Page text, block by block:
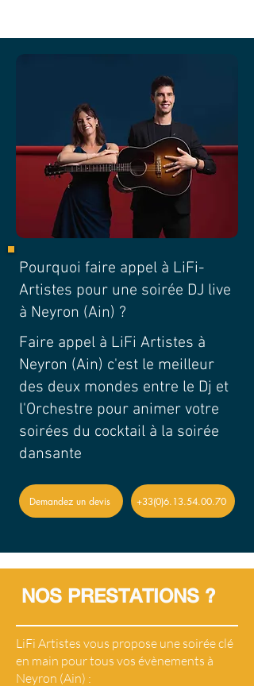
Pourquoi faire appel à LiFi-
Artistes pour une soirée DJ live
à Neyron (Ain) ?
Faire appel à LiFi Artistes à
Neyron (Ain) c'est le meilleur
des deux mondes entre le Dj et
l'Orchestre pour animer votre
soirées du cocktail à la soirée
dansante
Demandez un devis +33(0)6.13.54.00.70
NOS PRESTATIONS ?
LiFi Artistes vous propose une soirée clé
en main pour tous vos évènements à
Neyron (Ain) :